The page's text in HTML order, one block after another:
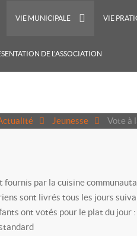
VIE MUNICIPALE VIE
DE L'ASSOCIATION
Jeunesse Vote à
fournis par la cuisine
sont livrés tous les jours
ont votés pour le plat du jour :